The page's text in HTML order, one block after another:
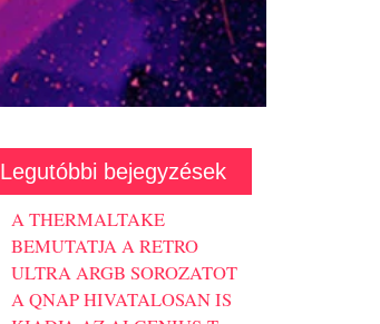
Legutóbbi bejegyzések
A THERMALTAKE
BEMUTATJA A RETRO
ULTRA ARGB SOROZATOT
A QNAP HIVATALOSAN IS